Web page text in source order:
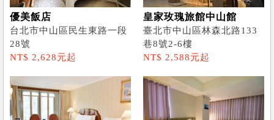
優美飯店
台北市中山區民生東路一段
28號
NT$ 2,628元起
皇家玫瑰旅館中山館
臺北市中山區林森北路133
巷8號2-6樓
NT$ 2,588元起